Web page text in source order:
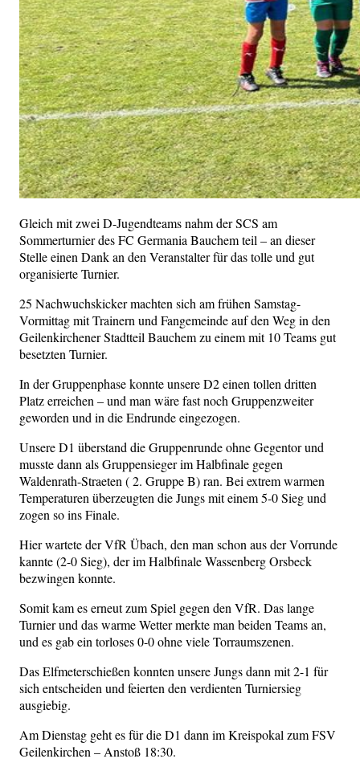
Gleich mit zwei D-Jugendteams nahm der SCS am
Sommerturnier des FC Germania Bauchem teil – an dieser
Stelle einen Dank an den Veranstalter für das tolle und gut
organisierte Turnier.
25 Nachwuchskicker machten sich am frühen Samstag-
Vormittag mit Trainern und Fangemeinde auf den Weg in den
Geilenkirchener Stadtteil Bauchem zu einem mit 10 Teams gut
besetzten Turnier.
In der Gruppenphase konnte unsere D2 einen tollen dritten
Platz erreichen – und man wäre fast noch Gruppenzweiter
geworden und in die Endrunde eingezogen.
Unsere D1 überstand die Gruppenrunde ohne Gegentor und
musste dann als Gruppensieger im Halbfinale gegen
Waldenrath-Straeten ( 2. Gruppe B) ran. Bei extrem warmen
Temperaturen überzeugten die Jungs mit einem 5-0 Sieg und
zogen so ins Finale.
Hier wartete der VfR Übach, den man schon aus der Vorrunde
kannte (2-0 Sieg), der im Halbfinale Wassenberg Orsbeck
bezwingen konnte.
Somit kam es erneut zum Spiel gegen den VfR. Das lange
Turnier und das warme Wetter merkte man beiden Teams an,
und es gab ein torloses 0-0 ohne viele Torraumszenen.
Das Elfmeterschießen konnten unsere Jungs dann mit 2-1 für
sich entscheiden und feierten den verdienten Turniersieg
ausgiebig.
Am Dienstag geht es für die D1 dann im Kreispokal zum FSV
Geilenkirchen – Anstoß 18:30.